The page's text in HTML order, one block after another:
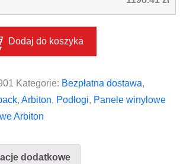
Dodaj do koszyka
Kategorie: Bezpłatna dostawa,
, Arbiton, Podłogi, Panele winylowe
Arbiton
dodatkowe